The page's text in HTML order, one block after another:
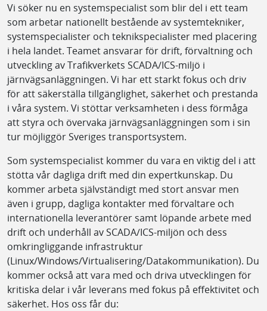
Vi söker nu en systemspecialist som blir del i ett team
som arbetar nationellt bestående av systemtekniker,
systemspecialister och teknikspecialister med placering
i hela landet. Teamet ansvarar för drift, förvaltning och
utveckling av Trafikverkets SCADA/ICS-miljö i
järnvägsanläggningen. Vi har ett starkt fokus och driv
för att säkerställa tillgänglighet, säkerhet och prestanda
i våra system. Vi stöttar verksamheten i dess förmåga
att styra och övervaka järnvägsanläggningen som i sin
tur möjliggör Sveriges transportsystem.
Som systemspecialist kommer du vara en viktig del i att
stötta vår dagliga drift med din expertkunskap. Du
kommer arbeta självständigt med stort ansvar men
även i grupp, dagliga kontakter med förvaltare och
internationella leverantörer samt löpande arbete med
drift och underhåll av SCADA/ICS-miljön och dess
omkringliggande infrastruktur
(Linux/Windows/Virtualisering/Datakommunikation). Du
kommer också att vara med och driva utvecklingen för
kritiska delar i vår leverans med fokus på effektivitet och
säkerhet. Hos oss får du: